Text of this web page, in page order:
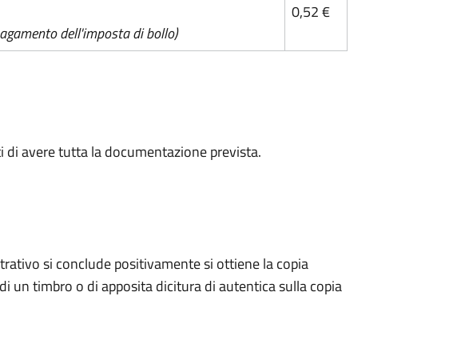
dell'imposta di bollo)
0,52 €
di avere tutta la documentazione prevista.
si conclude positivamente si ottiene la copia
un timbro o di apposita dicitura di autentica sulla copia